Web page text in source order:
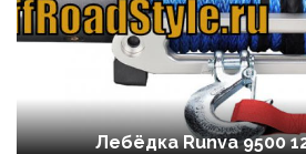
Лебёдка Runva 9500